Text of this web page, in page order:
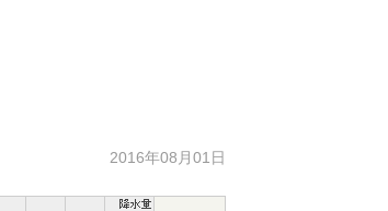
2016年08月01日